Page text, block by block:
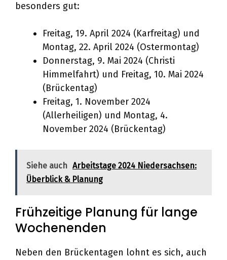
besonders gut:
Freitag, 19. April 2024 (Karfreitag) und
Montag, 22. April 2024 (Ostermontag)
Donnerstag, 9. Mai 2024 (Christi
Himmelfahrt) und Freitag, 10. Mai 2024
(Brückentag)
Freitag, 1. November 2024
(Allerheiligen) und Montag, 4.
November 2024 (Brückentag)
Siehe auch Arbeitstage 2024 Niedersachsen:
Überblick & Planung
Frühzeitige Planung für lange
Wochenenden
Neben den Brückentagen lohnt es sich, auch